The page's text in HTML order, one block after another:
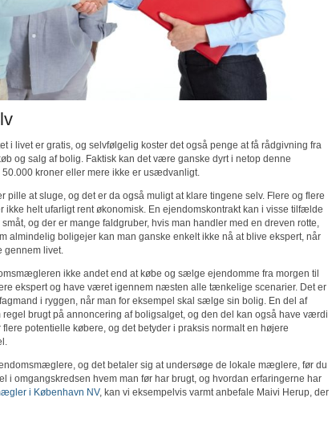
i livet er gratis, og selvfølgelig koster det også penge at få rådgivning fra
og salg af bolig. Faktisk kan det være ganske dyrt i netop denne
kroner eller mere ikke er usædvanligt.
at sluge, og det er da også muligt at klare tingene selv. Flere og flere
ikke helt ufarligt rent økonomisk. En ejendomskontrakt kan i visse tilfælde
og der er mange faldgruber, hvis man handler med en dreven rotte,
almindelig boligejer kan man ganske enkelt ikke nå at blive ekspert, når
gennem livet.
ikke andet end at købe og sælge ejendomme fra morgen til
ekspert og have været igennem næsten alle tænkelige scenarier. Det er
i ryggen, når man for eksempel skal sælge sin bolig. En del af
brugt på annoncering af boligsalget, og den del kan også have værdi
potentielle købere, og det betyder i praksis normalt en højere
og det betaler sig at undersøge de lokale mæglere, før du
i omgangskredsen hvem man før har brugt, og hvordan erfaringerne har
i København NV, kan vi eksempelvis varmt anbefale Maivi Herup, der